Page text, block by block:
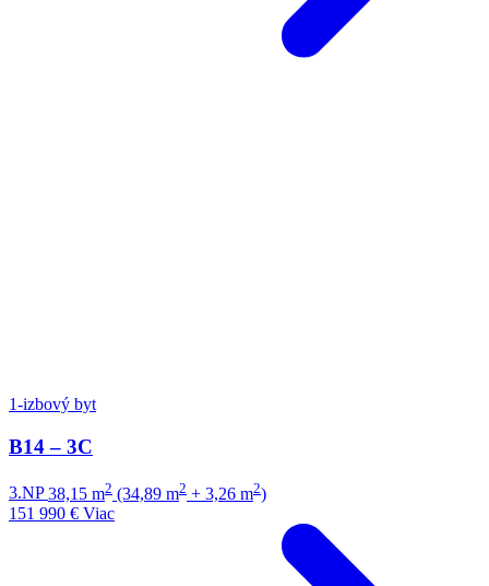
1-izbový byt
B14 – 3C
3.NP 38,15 m2 (34,89 m2 + 3,26 m2)
151 990 € Viac